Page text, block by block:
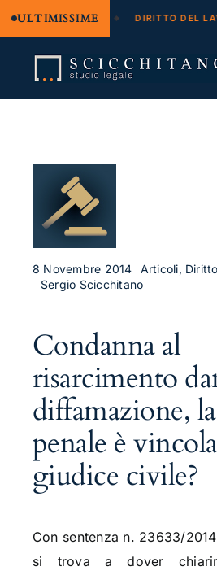
ULTIMISSIME
e regresso DIRITTO DEL
contenuto
Approfondimenti
Contatti
8 Novembre 2014
Articoli,
Sergio Scicchitano
Condanna al
risarcimento
diffamazione,
penale è
giudice civile?
Con sentenza n. 23633/
si trova a dover